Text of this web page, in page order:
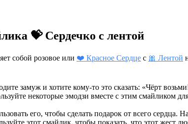
💝 Сердечко с лентой
собой розовое или ❤️ Красное Сердце с 🎀 Лентой
замуж и хотите кому-то это сказать: «Чёрт
некоторые эмодзи вместе с этим смайликом
его, чтобы сделать подарок от всего сердца.
этот смайлик, чтобы показать, что этот жест